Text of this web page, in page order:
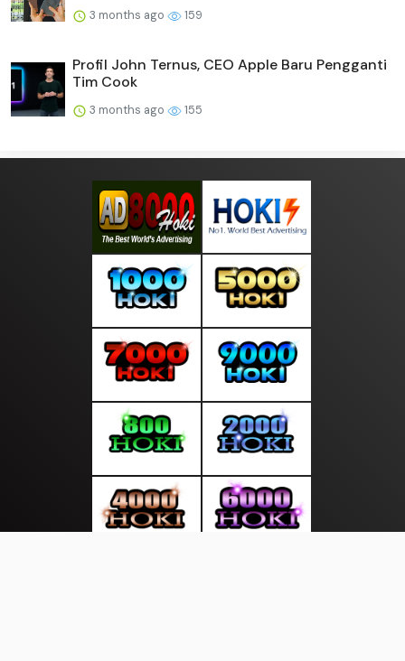
3 months ago 159
Profil John Ternus, CEO Apple Baru Pengganti
Tim Cook
3 months ago 155